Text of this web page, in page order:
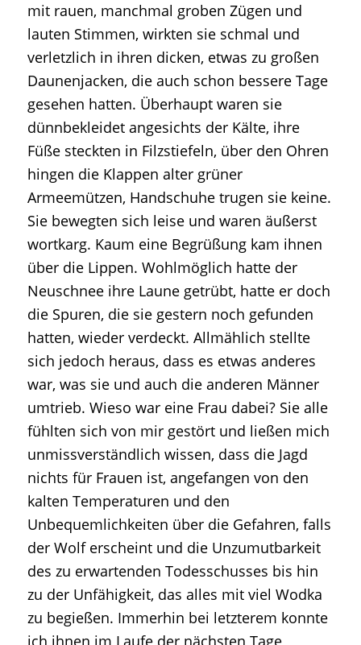
mit rauen, manchmal groben Zügen und
lauten Stimmen, wirkten sie schmal und
verletzlich in ihren dicken, etwas zu großen
Daunenjacken, die auch schon bessere Tage
gesehen hatten. Überhaupt waren sie
dünnbekleidet angesichts der Kälte, ihre
Füße steckten in Filzstiefeln, über den Ohren
hingen die Klappen alter grüner
Armeemützen, Handschuhe trugen sie keine.
Sie bewegten sich leise und waren äußerst
wortkarg. Kaum eine Begrüßung kam ihnen
über die Lippen. Wohlmöglich hatte der
Neuschnee ihre Laune getrübt, hatte er doch
die Spuren, die sie gestern noch gefunden
hatten, wieder verdeckt. Allmählich stellte
sich jedoch heraus, dass es etwas anderes
war, was sie und auch die anderen Männer
umtrieb. Wieso war eine Frau dabei? Sie alle
fühlten sich von mir gestört und ließen mich
unmissverständlich wissen, dass die Jagd
nichts für Frauen ist, angefangen von den
kalten Temperaturen und den
Unbequemlichkeiten über die Gefahren, falls
der Wolf erscheint und die Unzumutbarkeit
des zu erwartenden Todesschusses bis hin
zu der Unfähigkeit, das alles mit viel Wodka
zu begießen. Immerhin bei letzterem konnte